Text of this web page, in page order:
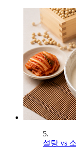
5.
설탕 vs